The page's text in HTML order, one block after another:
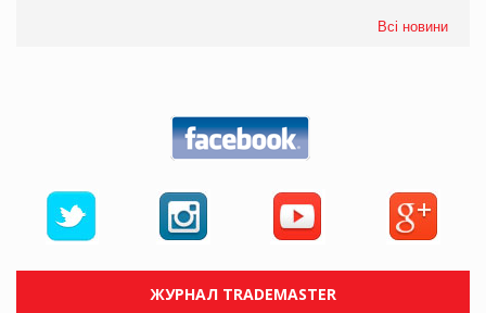
Всі новини
ЖУРНАЛ TRADEMASTER